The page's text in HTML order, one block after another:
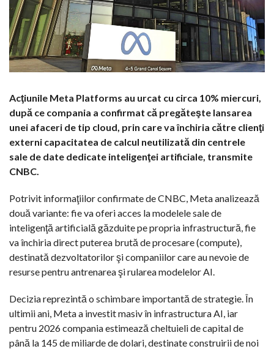
Acţiunile Meta Platforms au urcat cu circa 10% miercuri,
după ce compania a confirmat că pregăteşte lansarea
unei afaceri de tip cloud, prin care va închiria către clienţi
externi capacitatea de calcul neutilizată din centrele
sale de date dedicate inteligenţei artificiale, transmite
CNBC.
Potrivit informaţiilor confirmate de CNBC, Meta analizează
două variante: fie va oferi acces la modelele sale de
inteligenţă artificială găzduite pe propria infrastructură, fie
va închiria direct puterea brută de procesare (compute),
destinată dezvoltatorilor şi companiilor care au nevoie de
resurse pentru antrenarea şi rularea modelelor AI.
Decizia reprezintă o schimbare importantă de strategie. În
ultimii ani, Meta a investit masiv în infrastructura AI, iar
pentru 2026 compania estimează cheltuieli de capital de
până la 145 de miliarde de dolari, destinate construirii de noi